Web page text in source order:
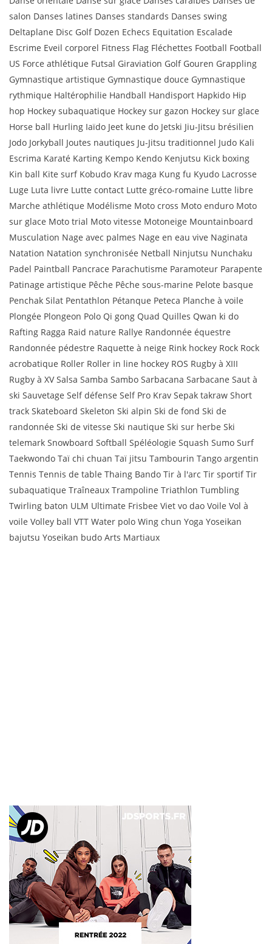
salon Danses latines Danses standards Danses swing
Deltaplane Disc Golf Dozen Echecs Equitation Escalade
Escrime Eveil corporel Fitness Flag Fléchettes Football Football
US Force athlétique Futsal Giraviation Golf Gouren Grappling
Gymnastique artistique Gymnastique douce Gymnastique
rythmique Haltérophilie Handball Handisport Hapkido Hip
hop Hockey subaquatique Hockey sur gazon Hockey sur glace
Horse ball Hurling Iaïdo Jeet kune do Jetski Jiu-Jitsu brésilien
Jodo Jorkyball Joutes nautiques Ju-Jitsu traditionnel Judo Kali
Escrima Karaté Karting Kempo Kendo Kenjutsu Kick boxing
Kin ball Kite surf Kobudo Krav maga Kung fu Kyudo Lacrosse
Luge Luta livre Lutte contact Lutte gréco-romaine Lutte libre
Marche athlétique Modélisme Moto cross Moto enduro Moto
sur glace Moto trial Moto vitesse Motoneige Mountainboard
Musculation Nage avec palmes Nage en eau vive Naginata
Natation Natation synchronisée Netball Ninjutsu Nunchaku
Padel Paintball Pancrace Parachutisme Paramoteur Parapente
Patinage artistique Pêche Pêche sous-marine Pelote basque
Penchak Silat Pentathlon Pétanque Peteca Planche à voile
Plongée Plongeon Polo Qi gong Quad Quilles Qwan ki do
Rafting Ragga Raid nature Rallye Randonnée équestre
Randonnée pédestre Raquette à neige Rink hockey Rock Rock
acrobatique Roller Roller in line hockey ROS Rugby à XIII
Rugby à XV Salsa Samba Sambo Sarbacana Sarbacane Saut à
ski Sauvetage Self défense Self Pro Krav Sepak takraw Short
track Skateboard Skeleton Ski alpin Ski de fond Ski de
randonnée Ski de vitesse Ski nautique Ski sur herbe Ski
telemark Snowboard Softball Spéléologie Squash Sumo Surf
Taekwondo Taï chi chuan Taï jitsu Tambourin Tango argentin
Tennis Tennis de table Thaing Bando Tir à l'arc Tir sportif Tir
subaquatique Traîneaux Trampoline Triathlon Tumbling
Twirling baton ULM Ultimate Frisbee Viet vo dao Voile Vol à
voile Volley ball VTT Water polo Wing chun Yoga Yoseikan
bajutsu Yoseikan budo Arts Martiaux